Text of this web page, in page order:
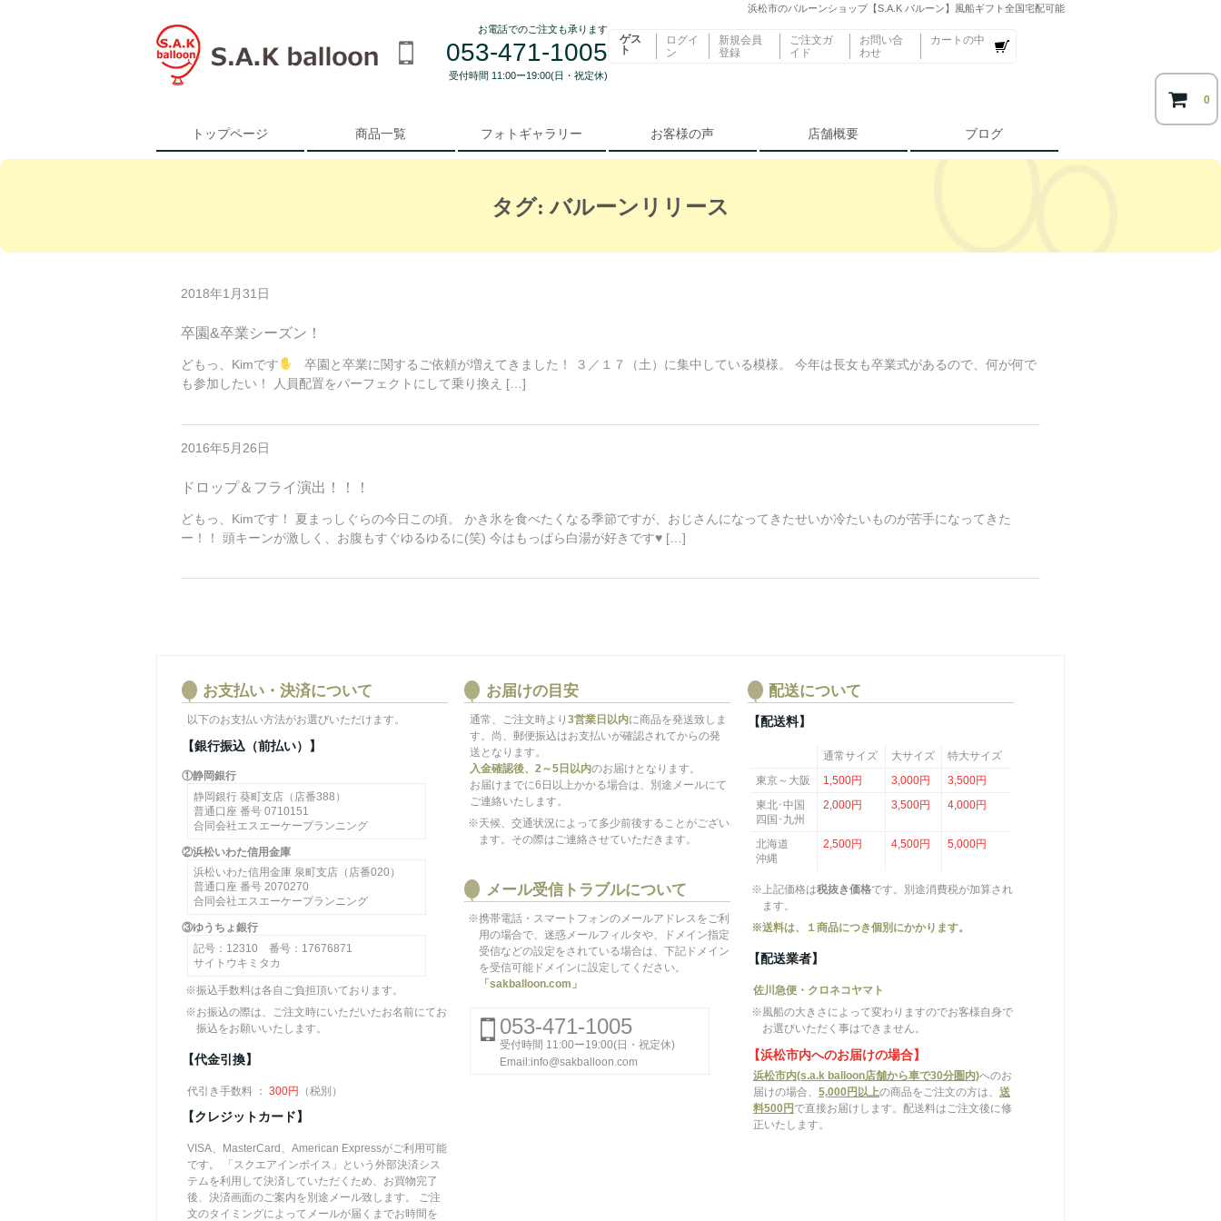
0
浜松市のバルーンショップ【S.A.K バルーン】風船ギフト全国宅配可能
お電話でのご注文も承ります
053-471-1005
受付時間 11:00ー19:00(日・祝定休)
ゲス
ト
ログイ
ン
新規会員
登録
ご注文ガ
イド
お問い合
わせ
カートの中
トップページ 商品一覧 フォトギャラリー お客様の声 店舗概要 ブログ
タグ:バルーンリリース
2018年1月31日
卒園&卒業シーズン！
どもっ、Kimです
卒園と卒業に関するご依頼が増えてきました！ ３／１７（土）に集中している模様。 今年は長女も卒業式があるので、何が何で
も参加したい！ 人員配置をパーフェクトにして乗り換え […]
2016年5月26日
ドロップ＆フライ演出！！！
どもっ、Kimです！ 夏まっしぐらの今日この頃。 かき氷を食べたくなる季節ですが、おじさんになってきたせいか冷たいものが苦手になってきた
ー！！ 頭キーンが激しく、お腹もすぐゆるゆるに(笑) 今はもっぱら白湯が好きです♥ […]
お支払い・決済について
以下のお支払い方法がお選びいただけます。
【銀行振込（前払い）】
①静岡銀行
静岡銀行 葵町支店（店番388）
普通口座 番号 0710151
合同会社エスエーケープランニング
②浜松いわた信用金庫
浜松いわた信用金庫 泉町支店（店番020）
普通口座 番号 2070270
合同会社エスエーケープランニング
③ゆうちょ銀行
記号：12310 番号：17676871
サイトウキミタカ
※振込手数料は各自ご負担頂いております。
※お振込の際は、ご注文時にいただいたお名前にてお
振込をお願いいたします。
【代金引換】
代引き手数料 ： 300円 （税別）
【クレジットカード】
VISA、MasterCard、American Expressがご利用可能
です。 「スクエアインボイス」という外部決済シス
テムを利用して決済していただくため、お買物完了
後、決済画面のご案内を別途メール致します。 ご注
文のタイミングによってメールが届くまでお時間を
お届けの目安
通常、ご注文時より3営業日以内に商品を発送致しま
す。尚、郵便振込はお支払いが確認されてからの発
送となります。
入金確認後、2～5日以内のお届けとなります。
お届けまでに6日以上かかる場合は、別途メールにて
ご連絡いたします。
※天候、交通状況によって多少前後することがござい
ます。その際はご連絡させていただきます。
メール受信トラブルについて
※携帯電話・スマートフォンのメールアドレスをご利
用の場合で、迷惑メールフィルタや、ドメイン指定
受信などの設定をされている場合は、下記ドメイン
を受信可能ドメインに設定してください。
「sakballoon.com」
053-471-1005
受付時間 11:00ー19:00(日・祝定休)
Email:info@sakballoon.com
配送について
【配送料】
通常サイズ 大サイズ
特大サイズ
東京～大阪
1,500円 3,000円
3,500円
東北･中国
四国･九州
2,000円 3,500円 4,000円
北海道
沖縄
2,500円 4,500円 5,000円
※上記価格は税抜き価格です。別途消費税が加算され
ます。
※送料は、１商品につき個別にかかります。
【配送業者】
佐川急便・クロネコヤマト
※風船の大きさによって変わりますのでお客様自身で
お選びいただく事はできません。
【浜松市内へのお届けの場合】
浜松市内(s.a.k balloon店舗から車で30分圏内)へのお
届けの場合、 5,000円以上の商品をご注文の方は、 送
料500円で直接お届けします。配送料はご注文後に修
正いたします。